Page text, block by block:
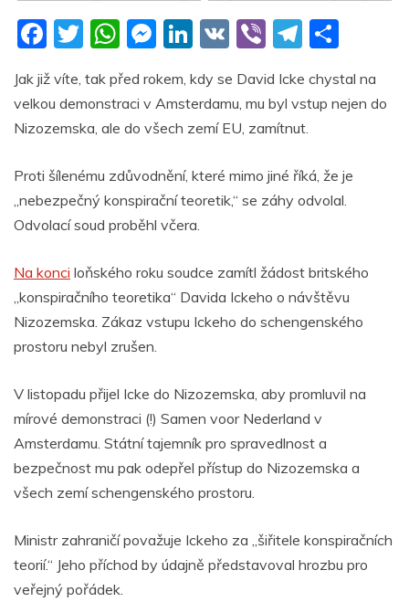
F
a
c
e
o
o
k
T
itt
er
W
h
at
s
p
p
M
ss
e
g
er
Li
k
e
n
V
Vi
er
T
e
gr
m
ar
e
Jak již víte, tak před rokem, kdy se David Icke chystal na
velkou demonstraci v Amsterdamu, mu byl vstup nejen do
Nizozemska, ale do všech zemí EU, zamítnut.
Proti šílenému zdůvodnění, které mimo jiné říká, že je
„nebezpečný konspirační teoretik,“ se záhy odvolal.
Odvolací soud proběhl včera.
Na konci loňského roku soudce zamítl žádost britského
„konspiračního teoretika“ Davida Ickeho o návštěvu
Nizozemska. Zákaz vstupu Ickeho do schengenského
prostoru nebyl zrušen.
V listopadu přijel Icke do Nizozemska, aby promluvil na
mírové demonstraci (!) Samen voor Nederland v
Amsterdamu. Státní tajemník pro spravedlnost a
bezpečnost mu pak odepřel přístup do Nizozemska a
všech zemí schengenského prostoru.
Ministr zahraničí považuje Ickeho za „šiřitele konspiračních
teorií.“ Jeho příchod by údajně představoval hrozbu pro
veřejný pořádek.